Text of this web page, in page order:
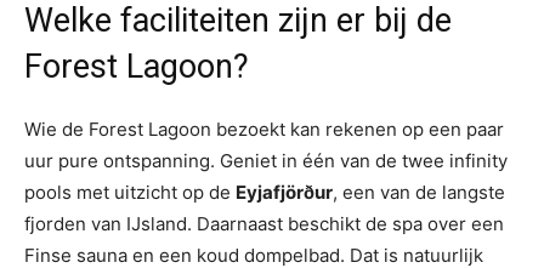
Welke faciliteiten zijn er bij de
Forest Lagoon?
Wie de Forest Lagoon bezoekt kan rekenen op een paar
uur pure ontspanning. Geniet in één van de twee infinity
pools met uitzicht op de Eyjafjörður, een van de langste
fjorden van IJsland. Daarnaast beschikt de spa over een
Finse sauna en een koud dompelbad. Dat is natuurlijk